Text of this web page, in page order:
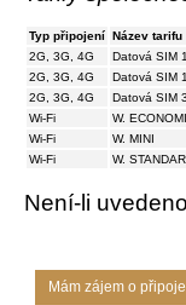
Typ připojení Název tarifu
2G, 3G, 4G
Datová SIM
2G, 3G, 4G
Datová SIM
2G, 3G, 4G
Datová SIM
Wi-Fi
W.
Wi-Fi
W. MINI
Wi-Fi
W.
Není-li
Mám zájem o